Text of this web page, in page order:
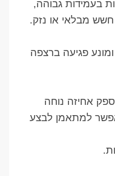
בעמידות גבוהה,
מבלאי או נזק.
פגיעה ברצפה
אחיזה נוחה
למתאמן לבצע